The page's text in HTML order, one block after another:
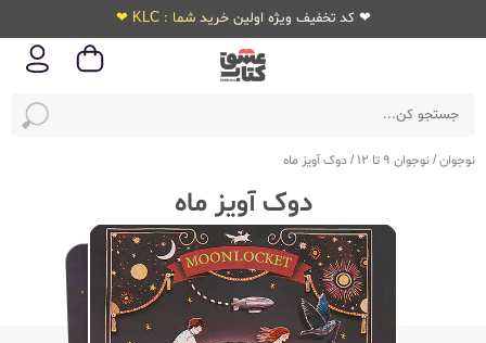
❤ کد تخفیف ویژه اولین خرید شما : KLC ❤
نوجوان/نوجوان 9 تا 12 /دوک آویز ماه
دوک آویز ماه